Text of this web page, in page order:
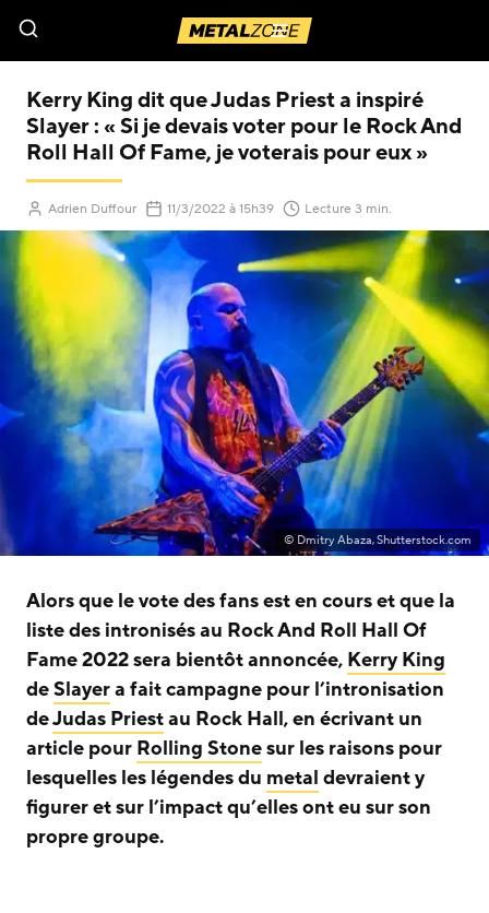
Menu
Kerry King dit que Judas Priest a inspiré
Slayer : « Si je devais voter pour le Rock And
Roll Hall Of Fame, je voterais pour eux »
Adrien Duffour 11/3/2022 (Mis à jour le)
à 15h39 Lecture 3 min.
© Dmitry Abaza, Shutterstock.com
Alors que le vote des fans est en cours et que la
liste des intronisés au Rock And Roll Hall Of
Fame 2022 sera bientôt annoncée, Kerry King
deSlayera fait campagne pour l’intronisation
deJudas Priestau Rock Hall, en écrivant un
article pour Rolling Stonesur les raisons pour
lesquelles les légendes du metal devraient y
figurer et sur l’impact qu’elles ont eu sur son
propre groupe.